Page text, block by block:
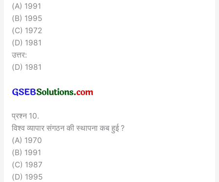
(A) 1991
(B) 1995
(C) 1972
(D) 1981
उत्तर:
(D) 1981
प्रश्न 10.
विश्व व्यापार संगठन की स्थापना कब हुई ?
(A) 1970
(B) 1991
(C) 1987
(D) 1995